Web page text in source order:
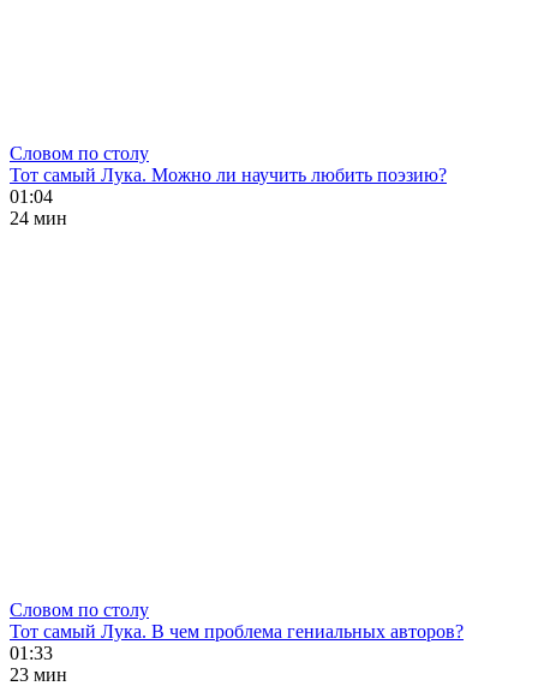
Словом по столу
Тот самый Лука. Можно ли научить любить поэзию?
01:04
24 мин
Словом по столу
Тот самый Лука. В чем проблема гениальных авторов?
01:33
23 мин